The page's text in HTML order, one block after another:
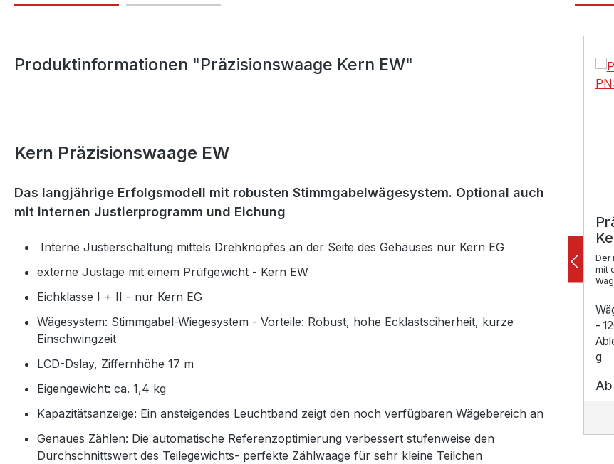
Produktinformationen "Präzisionswaage Kern EW"
Kern Präzisionswaage EW
Das langjährige Erfolgsmodell mit robusten Stimmgabelwägesystem. Optional auch
mit internen Justierprogramm und Eichung
Interne Justierschaltung mittels Drehknopfes an der Seite des Gehäuses nur Kern EG
externe Justage mit einem Prüfgewicht - Kern EW
Eichklasse I + II - nur Kern EG
Wägesystem: Stimmgabel-Wiegesystem - Vorteile: Robust, hohe Ecklastsciherheit, kurze
Einschwingzeit
LCD-Dslay, Ziffernhöhe 17 m
Eigengewicht: ca. 1,4 kg
Kapazitätsanzeige: Ein ansteigendes Leuchtband zeigt den noch verfügbaren Wägebereich an
Genaues Zählen: Die automatische Referenzoptimierung verbessert stufenweise den
Durchschnittswert des Teilegewichts- perfekte Zählwaage für sehr kleine Teilchen
Der
mit
-
g
Ab